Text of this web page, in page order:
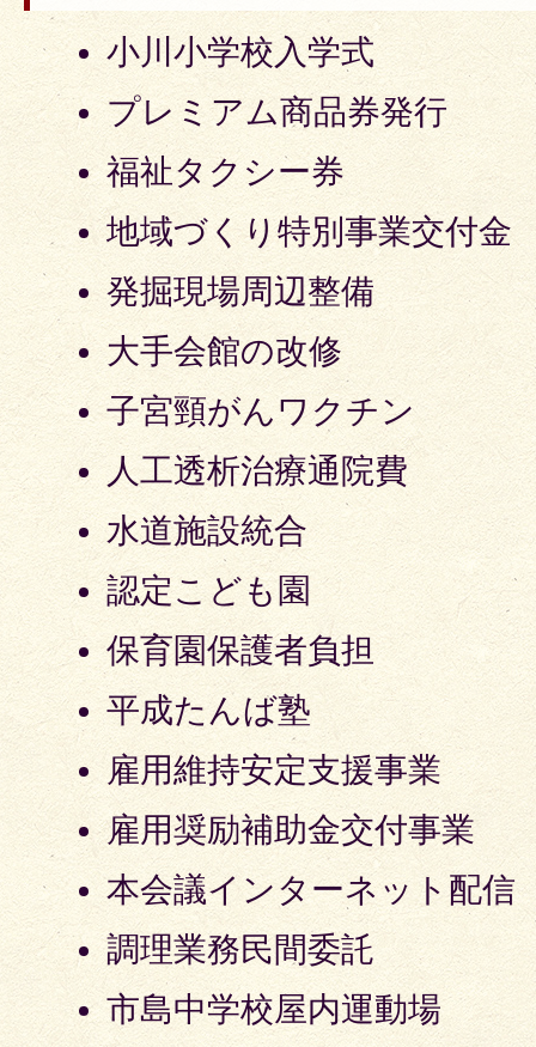
小川小学校入学式
プレミアム商品券発行
福祉タクシー券
地域づくり特別事業交付金
発掘現場周辺整備
大手会館の改修
子宮頸がんワクチン
人工透析治療通院費
水道施設統合
認定こども園
保育園保護者負担
平成たんば塾
雇用維持安定支援事業
雇用奨励補助金交付事業
本会議インターネット配信
調理業務民間委託
市島中学校屋内運動場